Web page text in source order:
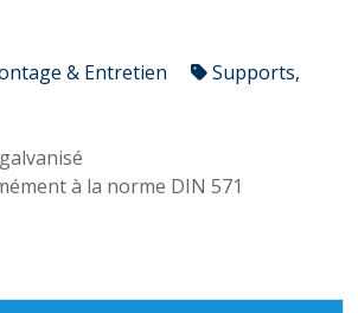
& Entretien
Supports,
à la norme DIN 571